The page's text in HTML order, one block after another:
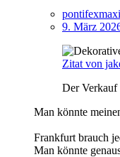
9. März
Zitat von
Der Verkauf
Man könnte
Frankfurt brauch
Man könnte